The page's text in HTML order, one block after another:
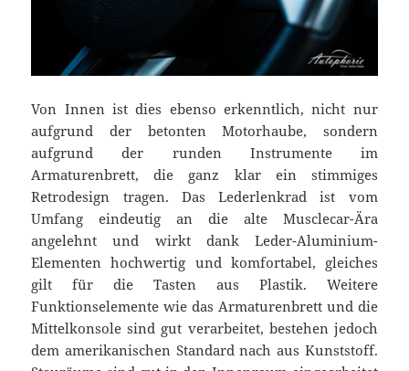
Von Innen ist dies ebenso erkenntlich, nicht nur
aufgrund der betonten Motorhaube, sondern
aufgrund der runden Instrumente im
Armaturenbrett, die ganz klar ein stimmiges
Retrodesign tragen. Das Lederlenkrad ist vom
Umfang eindeutig an die alte Musclecar-Ära
angelehnt und wirkt dank Leder-Aluminium-
Elementen hochwertig und komfortabel, gleiches
gilt für die Tasten aus Plastik. Weitere
Funktionselemente wie das Armaturenbrett und die
Mittelkonsole sind gut verarbeitet, bestehen jedoch
dem amerikanischen Standard nach aus Kunststoff.